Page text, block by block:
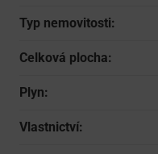
Typ nemovitosti:
Celková plocha:
Plyn:
Vlastnictví: